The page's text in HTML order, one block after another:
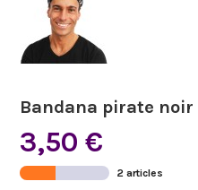
Bandana pirate
3,50 €
2 articles